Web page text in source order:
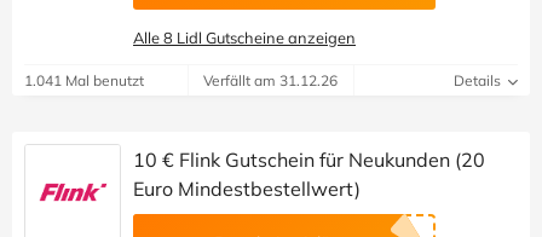
Alle 8 Lidl Gutscheine anzeigen
1.041 Mal benutzt Verfällt am 31.12.26 Details
10 € Flink Gutschein für Neukunden (20
Euro Mindestbestellwert)